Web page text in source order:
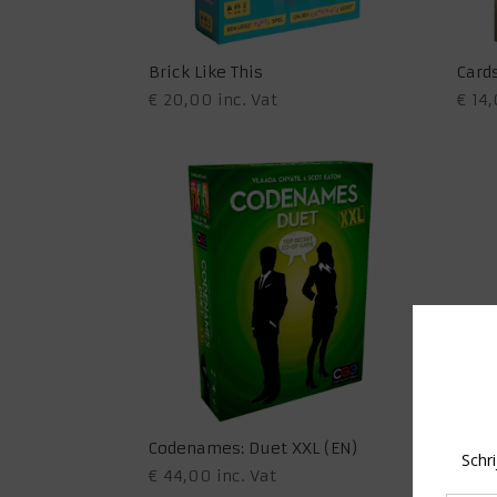
Brick Like This
€ 20,00 inc. Vat
€
Codenames: Duet XXL (EN)
€ 44,00 inc. Vat